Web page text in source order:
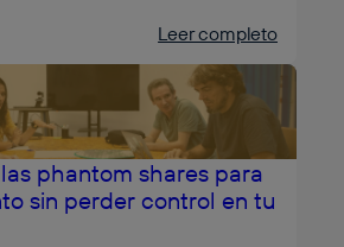
Leer completo
phantom shares para
sin perder control en tu